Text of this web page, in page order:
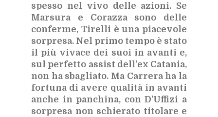
spes­so nel vivo del­le azio­ni. Se
Mar­su­ra e Co­raz­za sono del­le
con­fer­me, Ti­rel­li è una pia­ce­vo­le
sor­pre­sa. Nel pri­mo tem­po è sta­to
il più vi­va­ce dei suoi in avan­ti e,
sul per­fet­to as­si­st del­l’ex Ca­ta­nia,
non ha sba­glia­to. Ma Car­re­ra ha la
for­tu­na di ave­re qua­li­tà in avan­ti
an­che in pan­chi­na, con D’Uf­fi­zi a
sor­pre­sa non schie­ra­to ti­to­la­re e